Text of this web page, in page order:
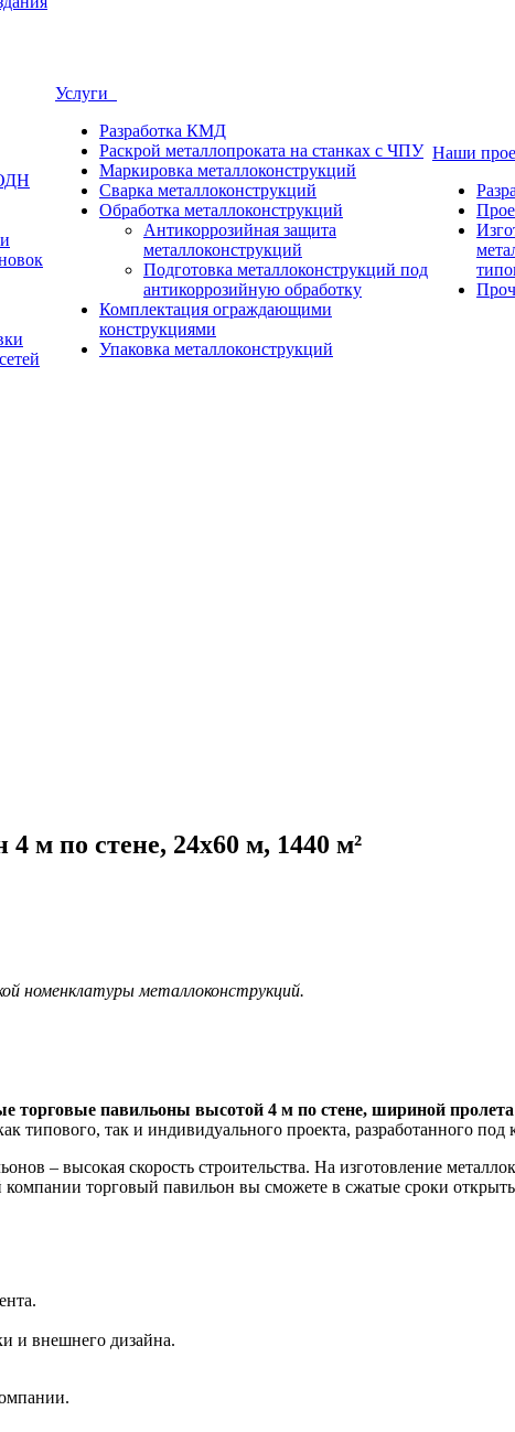
Услуги
Разработка КМД
Раскрой металлопроката на станках с ЧПУ
Маркировка металлоконструкций
Сварка металлоконструкций
Обработка металлоконструкций
Антикоррозийная защита
металлоконструкций
Подготовка металлоконструкций под
антикоррозийную обработку
Комплектация ограждающими
конструкциями
Упаковка металлоконструкций
Наши
м по стене, 24х60 м, 1440 м²
номенклатуры металлоконструкций.
торговые павильоны высотой 4 м по стене, шириной
типового, так и индивидуального проекта, разработанного под
– высокая скорость строительства. На изготовление
торговый павильон вы сможете в сжатые сроки
и внешнего дизайна.